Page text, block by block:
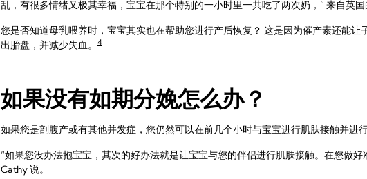
乱，有很多情绪又极其幸福，宝宝在那个特别的一小时里一共吃了两次奶，” 来自英国
您是否知道母乳喂养时，宝宝其实也在帮助您进行产后恢复？ 这是因为催产素还能
出胎盘，并减少失血。
4
如果没有如期分娩怎么办？
如果您是剖腹产或有其他并发症，您仍然可以在前几个小时与宝宝进行肌肤接触并进行
“如果您没办法抱宝宝，其次的好办法就是让宝宝与您的伴侣进行肌肤接触。在您做
Cathy 说。